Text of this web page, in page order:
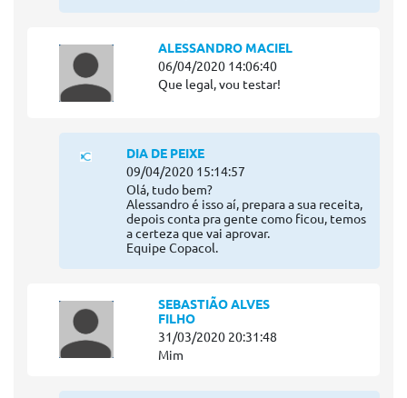
ALESSANDRO MACIEL
06/04/2020 14:06:40
Que legal, vou testar!
DIA DE PEIXE
09/04/2020 15:14:57
Olá, tudo bem?
Alessandro é isso aí, prepara a sua receita,
depois conta pra gente como ficou, temos
a certeza que vai aprovar.
Equipe Copacol.
SEBASTIÃO ALVES
FILHO
31/03/2020 20:31:48
Mim